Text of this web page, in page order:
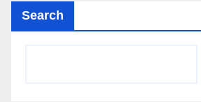
Search